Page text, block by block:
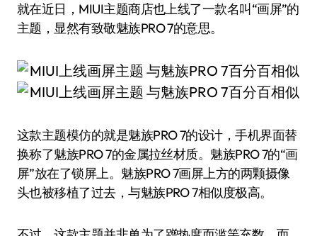
就在近日，MIUI主题商店也上线了一款名叫“画屏”的
主题，显然有致敬魅族PRO 7的意思。
这款主题模仿的就是魅族PRO 7的设计，手机界面替
换称了魅族PRO 7的金属拉丝材质。魅族PRO 7的“画
屏”放在了锁屏上。魅族PRO 7画屏上方的两颗摄像
头也被移植了过去，与魅族PRO 7相似度极高。